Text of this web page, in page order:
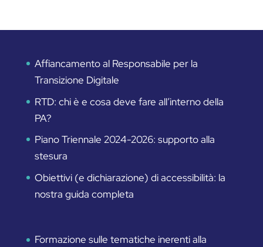
Affiancamento al Responsabile per la
Transizione Digitale
RTD: chi è e cosa deve fare all’interno della
PA?
Piano Triennale 2024-2026: supporto alla
stesura
Obiettivi (e dichiarazione) di accessibilità: la
nostra guida completa
Formazione sulle tematiche inerenti alla